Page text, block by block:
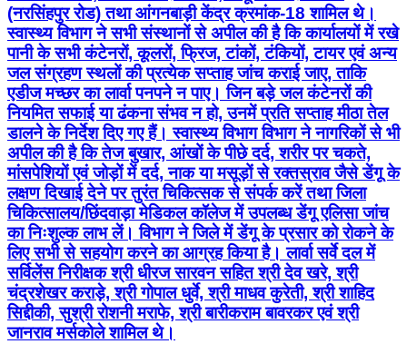
(नरसिंहपुर रोड) तथा आंगनबाड़ी केंद्र क्रमांक-18 शामिल थे।
स्वास्थ्य विभाग ने सभी संस्थानों से अपील की है कि कार्यालयों में रखे
पानी के सभी कंटेनरों, कूलरों, फ्रिज, टांकों, टंकियों, टायर एवं अन्य
जल संग्रहण स्थलों की प्रत्येक सप्ताह जांच कराई जाए, ताकि
एडीज मच्छर का लार्वा पनपने न पाए। जिन बड़े जल कंटेनरों की
नियमित सफाई या ढंकना संभव न हो, उनमें प्रति सप्ताह मीठा तेल
डालने के निर्देश दिए गए हैं। स्वास्थ्य विभाग विभाग ने नागरिकों से भी
अपील की है कि तेज बुखार, आंखों के पीछे दर्द, शरीर पर चकते,
मांसपेशियों एवं जोड़ों में दर्द, नाक या मसूड़ों से रक्तस्राव जैसे डेंगू के
लक्षण दिखाई देने पर तुरंत चिकित्सक से संपर्क करें तथा जिला
चिकित्सालय/छिंदवाड़ा मेडिकल कॉलेज में उपलब्ध डेंगू एलिसा जांच
का निःशुल्क लाभ लें। विभाग ने जिले में डेंगू के प्रसार को रोकने के
लिए सभी से सहयोग करने का आग्रह किया है। लार्वा सर्वे दल में
सर्विलेंस निरीक्षक श्री धीरज सारवन सहित श्री देव खरे, श्री
चंद्रशेखर कराड़े, श्री गोपाल धुर्वे, श्री माधव कुरेती, श्री शाहिद
सिद्दीकी, सुश्री रोशनी मराफे, श्री बारीकराम बावरकर एवं श्री
जानराव मर्सकोले शामिल थे।